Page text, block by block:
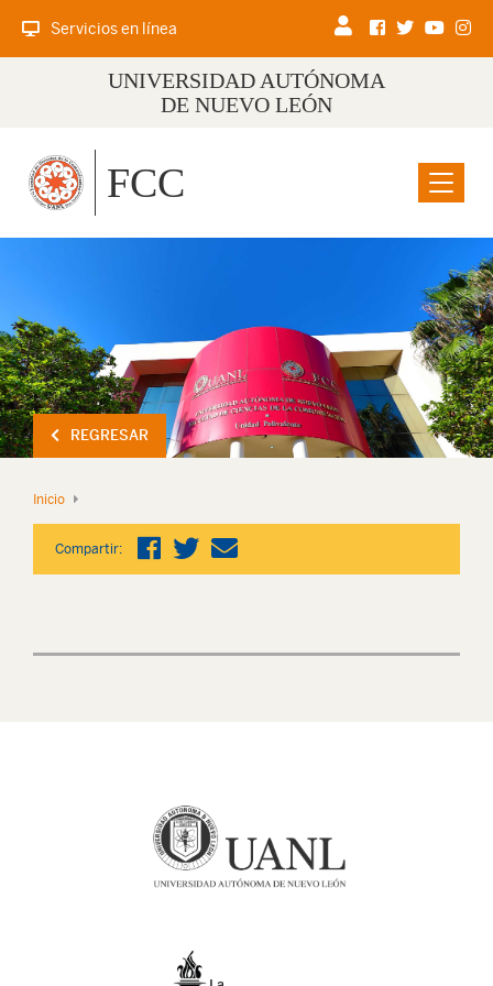
Servicios en línea
UNIVERSIDAD AUTÓNOMA
DE NUEVO LEÓN
Menu
FCC
REGRESAR
Inicio
Compartir: